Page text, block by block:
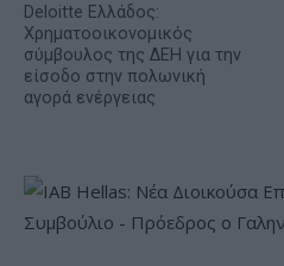
Deloitte Ελλάδος:
Χρηματοοικονομικός
σύμβουλος της ΔΕΗ για την
είσοδο στην πολωνική
αγορά ενέργειας